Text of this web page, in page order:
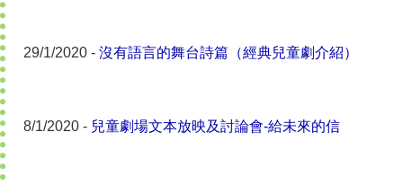
29/1/2020 - 沒有語言的舞台詩篇（經典兒童劇介紹）
8/1/2020 - 兒童劇場文本放映及討論會-給未來的信